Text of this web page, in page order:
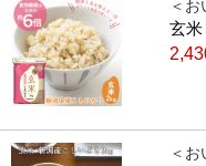
＜お
玄
＜お